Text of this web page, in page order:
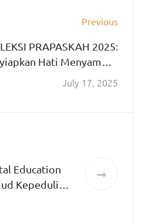
Previous
PRAPASKAH 2025:
Hati Menyambut
Kebangkitan Kristus
July 17, 2025
Education
Kepedulian